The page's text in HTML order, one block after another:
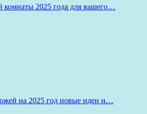
комнаты 2025 года для вашего…
на 2025 год новые идеи и…